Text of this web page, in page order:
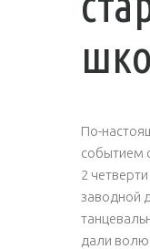
По-
событием
2
заводной
дали